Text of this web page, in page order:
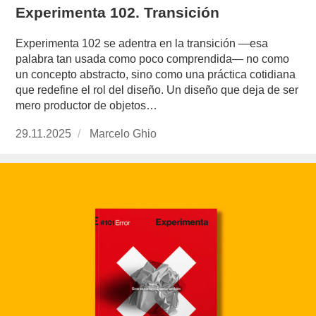
Experimenta 102. Transición
Experimenta 102 se adentra en la transición —esa
palabra tan usada como poco comprendida— no como
un concepto abstracto, sino como una práctica cotidiana
que redefine el rol del diseño. Un diseño que deja de ser
mero productor de objetos…
Publicado
29.11.2025
https://www.experimenta.es/author/marcelo-
Marcelo Ghio